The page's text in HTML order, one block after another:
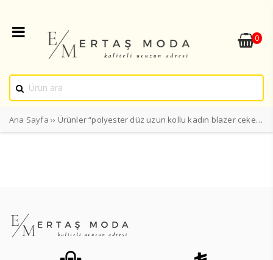
0
Ana Sayfa ›› Ürünler “polyester düz uzun kollu kadın blazer ceket” olarak etiketlendi